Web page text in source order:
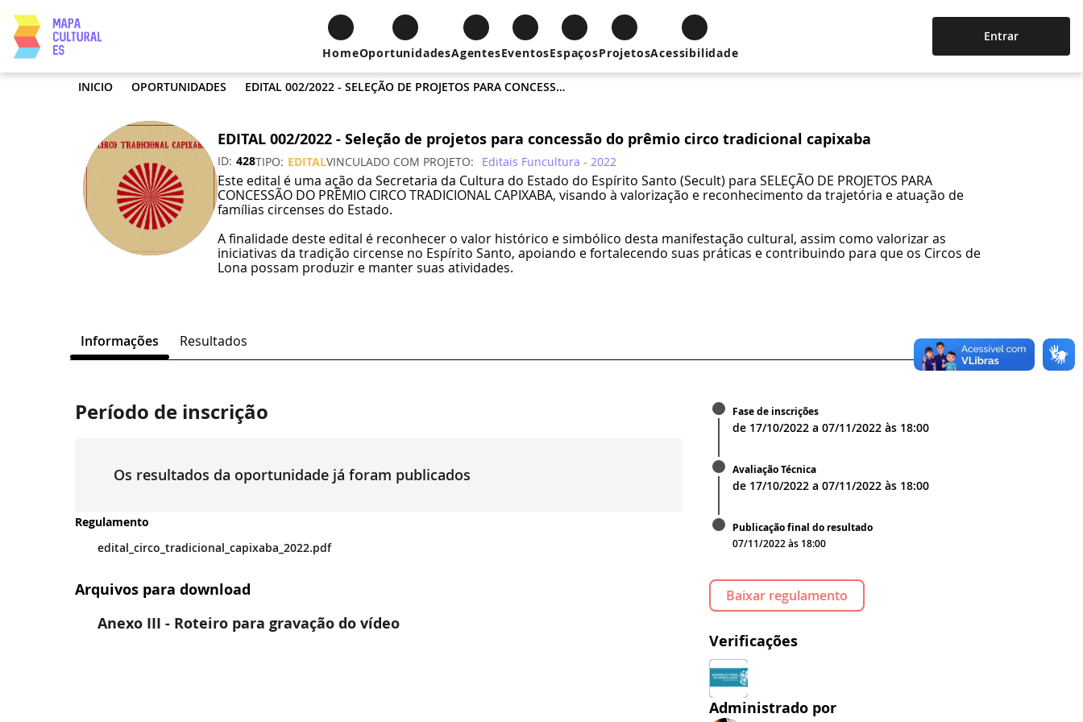
HomeOportunidadesAgentesEventosEspaçosProjetosAcessibilidade
Entrar
INICIO OPORTUNIDADES EDITAL 002/2022 - SELEÇÃO DE PROJETOS PARA CONCESSÃO DO PRÊMIO CIRCO TRADICIONAL CAPIXABA
EDITAL 002/2022 - Seleção de projetos para concessão do prêmio circo tradicional capixaba
ID 428TIPO EDITALVINCULADO COM PROJETO Editais Funcultura - 2022
Este edital é uma ação da Secretaria da Cultura do Estado do Espírito Santo (Secult) para SELEÇÃO DE PROJETOS PARA
CONCESSÃO DO PRÊMIO CIRCO TRADICIONAL CAPIXABA, visando à valorização e reconhecimento da trajetória e atuação de
famílias circenses do Estado.
A finalidade deste edital é reconhecer o valor histórico e simbólico desta manifestação cultural, assim como valorizar as
iniciativas da tradição circense no Espírito Santo, apoiando e fortalecendo suas práticas e contribuindo para que os Circos de
Lona possam produzir e manter suas atividades.
Informações Resultados
Período de inscrição
Os resultados da oportunidade já foram publicados
Regulamento
edital_circo_tradicional_capixaba_2022.pdf
Arquivos para download
Anexo III - Roteiro para gravação do vídeo
Fase de inscrições
de 17/10/2022 a07/11/2022 às 18:00
Avaliação Técnica
de 17/10/2022 a07/11/2022 às 18:00
Publicação final do resultado
07/11/2022 às 18:00
Baixar regulamento
Verificações
Administrado por